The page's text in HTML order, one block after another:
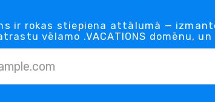
ir rokas stiepiena attālumā —
vēlamo .VACATIONS domēnu,